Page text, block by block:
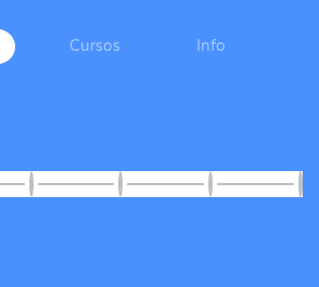
Cursos Info